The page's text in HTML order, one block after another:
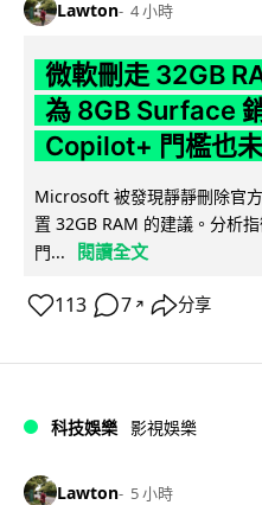
Lawton 4 小時
微軟刪走 32GB
為 8GB Surface
Copilot+ 門檻也
Microsoft 被發現靜靜刪除官
置 32GB RAM 的建議。分析
門...
閱讀全文
113 7 ↗ 分享
科技娛樂 影視娛樂
Lawton 5 小時